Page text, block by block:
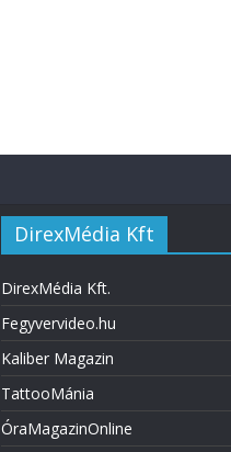
DirexMédia Kft
DirexMédia Kft.
Fegyvervideo.hu
Kaliber Magazin
TattooMánia
ÓraMagazinOnline